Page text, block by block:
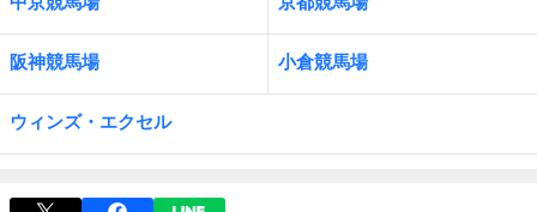
阪神競馬場 小倉競馬場
ウィンズ・エクセル